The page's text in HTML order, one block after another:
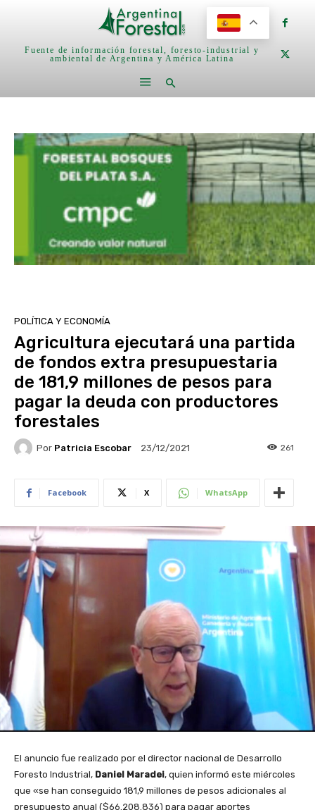
Fuente de información forestal, foresto-industrial y
ambiental de Argentina y América Latina
POLÍTICA Y ECONOMÍA
Agricultura ejecutará una partida
de fondos extra presupuestaria
de 181,9 millones de pesos para
pagar la deuda con productores
forestales
Por Patricia Escobar 23/12/2021 261
Facebook X WhatsApp
El anuncio fue realizado por el director nacional de Desarrollo
Foresto Industrial, Daniel Maradei, quien informó este miércoles
que «se han conseguido 181,9 millones de pesos adicionales al
presupuesto anual ($66.208.836) para pagar aportes